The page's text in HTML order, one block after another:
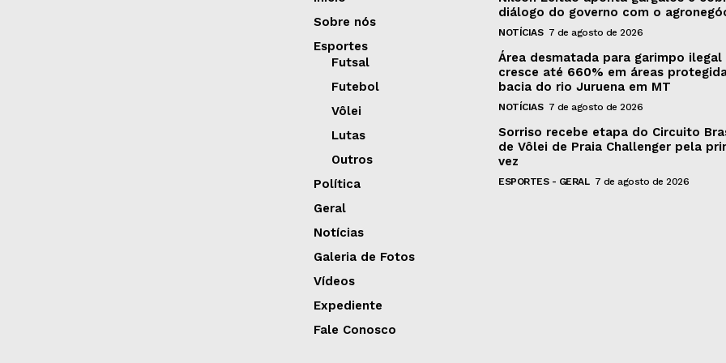
Sobre nós
Esportes
Futsal
Futebol
Vôlei
Lutas
Outros
Política
Geral
Notícias
Galeria de Fotos
Vídeos
Expediente
Fale Conosco
diálogo do governo com o
NOTÍCIAS 7 de agosto de 2026
Área desmatada para garimpo ilegal
cresce até 660% em áreas
bacia do rio Juruena em MT
NOTÍCIAS 7 de agosto de 2026
Sorriso recebe etapa do Circuito
de Vôlei de Praia Challenger pela
vez
ESPORTES - GERAL 7 de agosto de 2026